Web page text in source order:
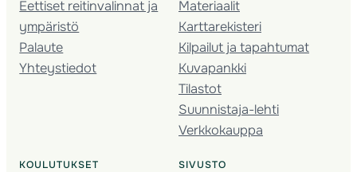
Eettiset reitinvalinnat ja
ympäristö
Palaute
Yhteystiedot
Materiaalit
Karttarekisteri
Kilpailut ja tapahtumat
Kuvapankki
Tilastot
Suunnistaja-lehti
Verkkokauppa
KOULUTUKSET SIVUSTO